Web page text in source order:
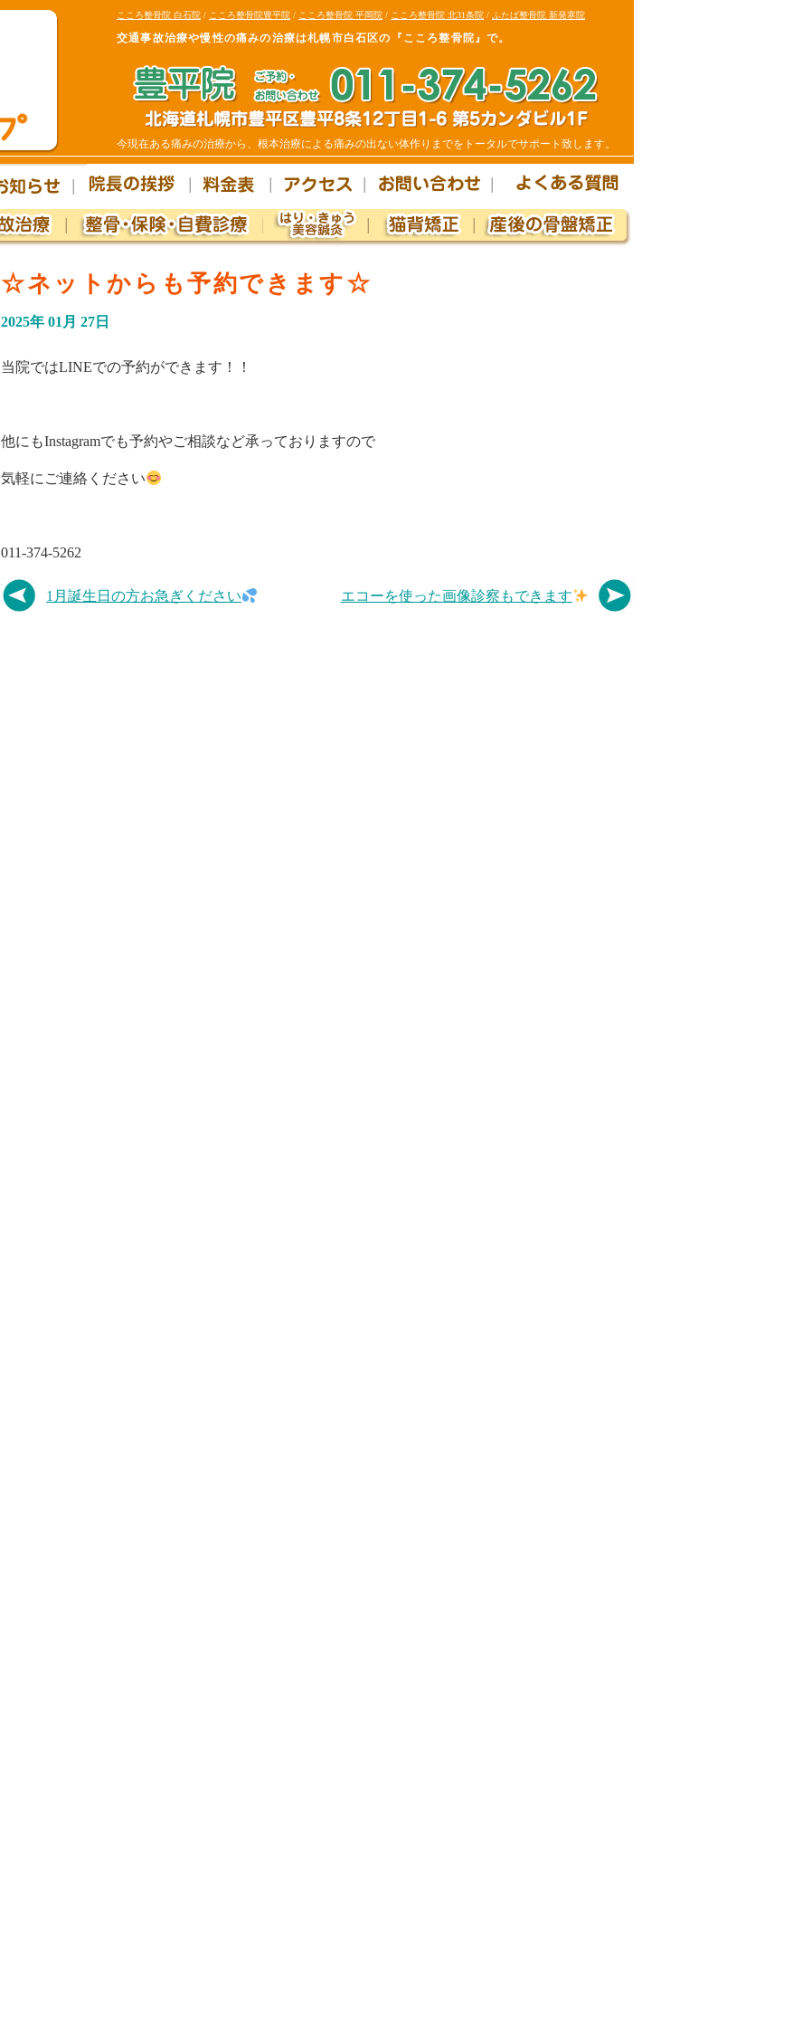
こころ整骨院 白石院 / こころ整骨院豊平院 / こころ整骨院 平岡院 / こころ整骨院 北31条院 / ふたば整骨院 新発寒院
交通事故治療や慢性の痛みの治療は札幌市白石区の『こころ整骨院』で。
今現在ある痛みの治療から、根本治療による痛みの出ない体作りまでをトータルでサポート致します。
☆ネットからも予約できます☆
2025年 01月 27日
当院ではLINEでの予約ができます！！
他にもInstagramでも予約やご相談など承っておりますので
気軽にご連絡ください
011-374-5262
1月誕生日の方お急ぎください エコーを使った画像診察もできます